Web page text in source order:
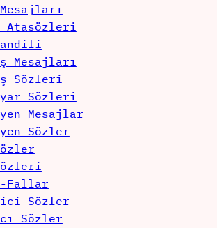
Atasözleri
Mesajları
Sözleri
Sözleri
Mesajlar
Sözler
Fallar
Sözler
Sözler